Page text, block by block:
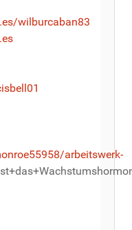
wilburcaban83
arbeitswerk-